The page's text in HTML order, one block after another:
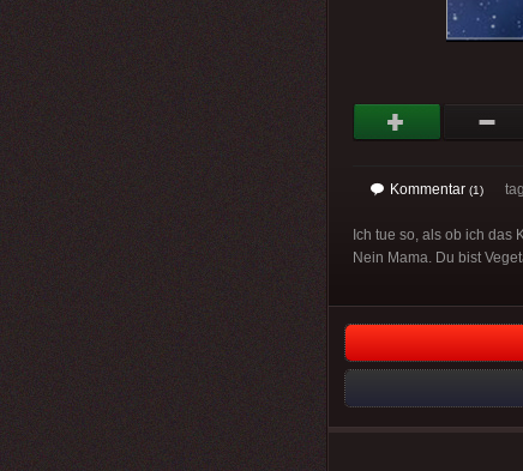
Kommentar (1)
Ich tue so, als ob ich das
Nein Mama. Du bist